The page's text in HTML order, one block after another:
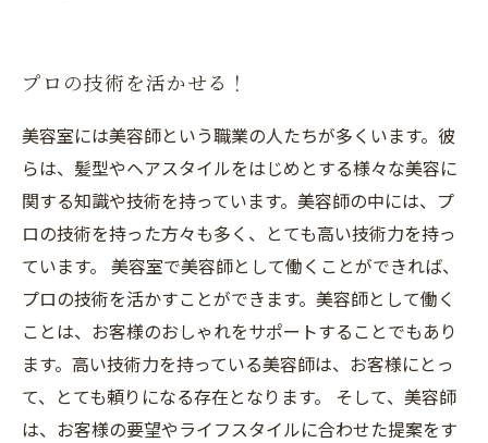
プロの技術を活かせる！
美容室には美容師という職業の人たちが多くいます。彼
らは、髪型やヘアスタイルをはじめとする様々な美容に
関する知識や技術を持っています。美容師の中には、プ
ロの技術を持った方々も多く、とても高い技術力を持っ
ています。 美容室で美容師として働くことができれば、
プロの技術を活かすことができます。美容師として働く
ことは、お客様のおしゃれをサポートすることでもあり
ます。高い技術力を持っている美容師は、お客様にとっ
て、とても頼りになる存在となります。 そして、美容師
は、お客様の要望やライフスタイルに合わせた提案をす